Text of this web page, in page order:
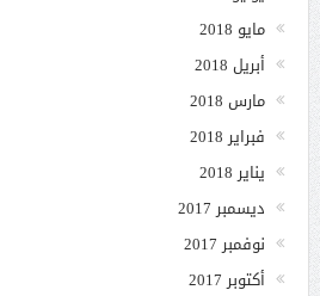
مايو 2018
أبريل 2018
مارس 2018
فبراير 2018
يناير 2018
ديسمبر 2017
نوفمبر 2017
أكتوبر 2017